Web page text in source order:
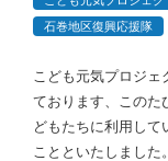
石巻地区復興応援隊
こども元気プロジェ
ております、このた
どもたちに利用して
ことといたしました。